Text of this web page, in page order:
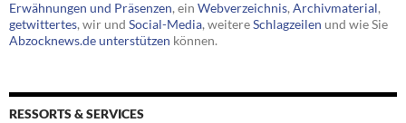
Erwähnungen und Präsenzen, ein Webverzeichnis, Archivmaterial,
getwittertes, wir und Social-Media, weitereSchlagzeilen und wie Sie
Abzocknews.de unterstützen können.
RESSORTS & SERVICES